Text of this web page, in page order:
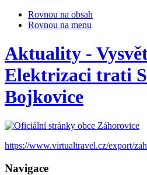
Rovnou na obsah
Rovnou na menu
Aktuality -
Elektrizaci trati
Bojkovice
https://www.virtualtravel.cz/export/
Navigace